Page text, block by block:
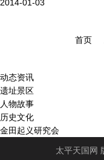
2014-01-03
首页
动态资讯
遗址景区
人物故事
历史文化
金田起义研究会
太平天国网